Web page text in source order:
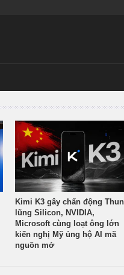
Kimi K3 gây chấn động
lũng Silicon, NVIDIA,
Microsoft cùng loạt ông lớn
kiến nghị Mỹ ủng hộ AI mã
nguồn mở